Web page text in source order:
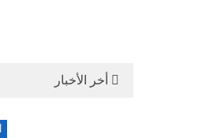
أخر الأخبار